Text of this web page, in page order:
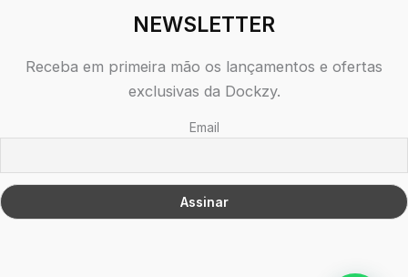
NEWSLETTER
Receba em primeira mão os lançamentos e ofertas
exclusivas da Dockzy.
Email